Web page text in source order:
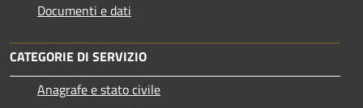
Documenti e dati
CATEGORIE DI SERVIZIO
Anagrafe e stato civile